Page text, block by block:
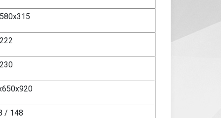
222
230
/ 148